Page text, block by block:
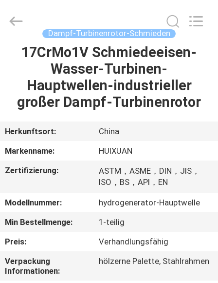
HAUS
PRODUKTE
VIDEOS
ÜBER
AUSFLUG
QUALITÄTSKONTROLLE
SITEMAP
ENERGY
EQUIPMENT
Dampf-Turbinenrotor-Schmieden
17CrMo1V Schmiedeeisen-
Wasser-Turbinen-
Hauptwellen-industrieller
großer Dampf-Turbinenrotor
Herkunftsort:
China
Markenname:
HUIXUAN
Zertifizierung:
ASTM，ASME，DIN，JIS，
ISO，BS，API，EN
Modellnummer:
hydrogenerator-Hauptwelle
Min Bestellmenge:
1-teilig
Preis:
Verhandlungsfähig
Verpackung
Informationen:
hölzerne Palette, Stahlrahmen